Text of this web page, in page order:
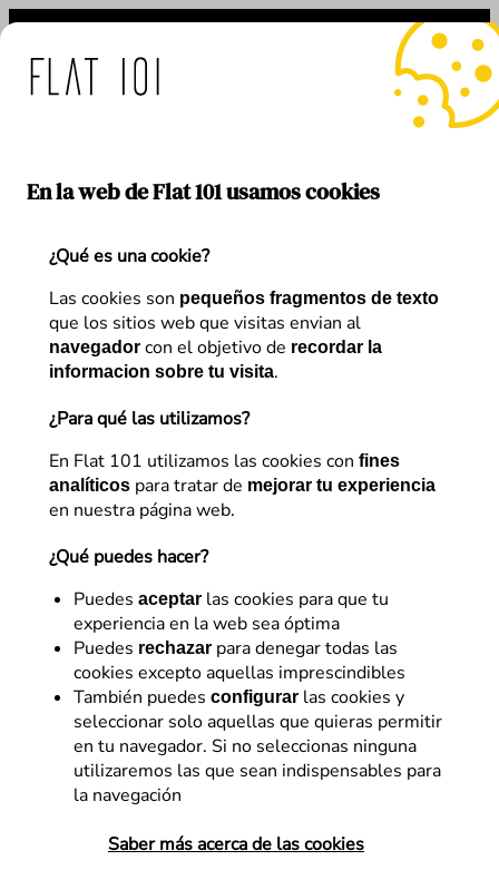
En la web de Flat 101 usamos cookies
¿Qué es una cookie?
Las cookies son pequeños fragmentos de texto
que los sitios web que visitas envian al
navegador con el objetivo de recordar la
informacion sobre tu visita.
¿Para qué las utilizamos?
En Flat 101 utilizamos las cookies con fines
analíticos para tratar de mejorar tu experiencia
en nuestra página web.
¿Qué puedes hacer?
Puedes aceptar las cookies para que tu
experiencia en la web sea óptima
Puedes rechazar para denegar todas las
cookies excepto aquellas imprescindibles
También puedes configurar las cookies y
seleccionar solo aquellas que quieras permitir
en tu navegador. Si no seleccionas ninguna
utilizaremos las que sean indispensables para
la navegación
Saber más acerca de las cookies
Saltar
contenido
Etiqueta:APP
SEO
Gestión de ratings y
reviews en Google Play y en
App Store
Los comentarios y las valoraciones